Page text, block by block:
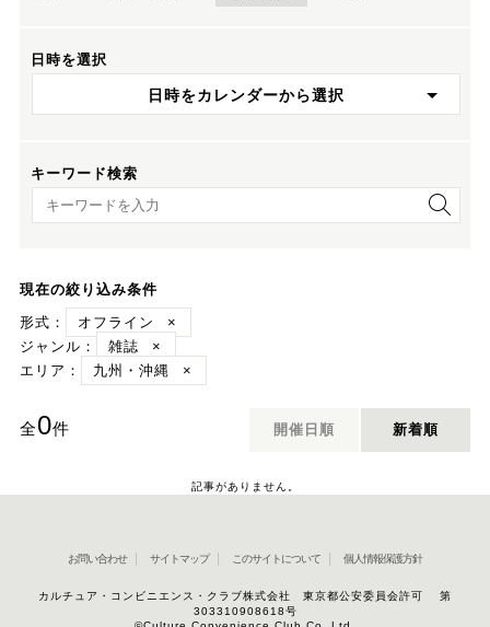
日時を選択
日時をカレンダーから選択
キーワード検索
キーワード検索
現在の絞り込み条件
形式：
オフライン
×
ジャンル：
雑誌
×
エリア：
九州・沖縄 ×
全0件 開催日順 新着順
記事がありません。
お問い合わせ サイトマップ このサイトについて 個人情報保護方針
カルチュア・コンビニエンス・クラブ株式会社 東京都公安委員会許可 第
303310908618号